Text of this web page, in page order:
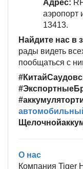
Адрес:
аэропорт
13413.
Найдите нас в
рады видеть
пообщаться с
О нас
Компания Tiger